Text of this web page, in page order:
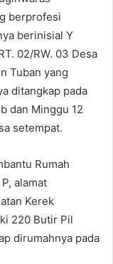
berprofesi
berinisial Y
02/RW. 03 Desa
Tuban yang
ditangkap pada
dan Minggu 12
setempat.
Rumah
alamat
Kerek
220 Butir Pil
dirumahnya pada